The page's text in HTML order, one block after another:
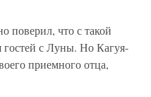
поверил, что с такой
гостей с Луны. Но Кагуя-
приемного отца,